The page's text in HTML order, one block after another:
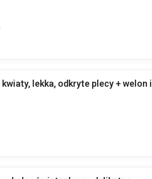
lekka, odkryte plecy + welon i